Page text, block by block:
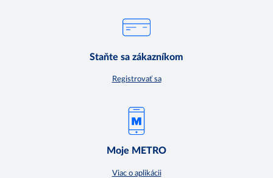
Staňte sa zákazníkom
Registrovať sa
Moje METRO
Viac o aplikácii